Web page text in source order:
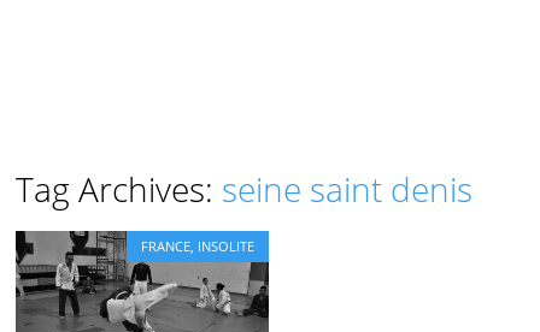
Tag Archives: seine saint denis
FRANCE INSOLITE